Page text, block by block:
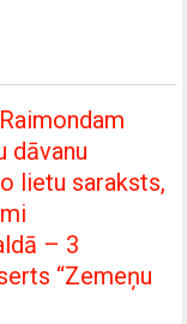
dāvanu
lietu saraksts,
– 3
“Zemeņu